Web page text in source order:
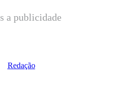
a publicidade